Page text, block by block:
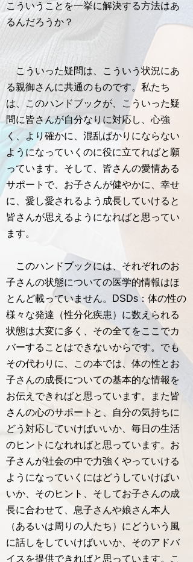
こういうことを一挙に解決する方法はあ
るんだろうか？
こういった疑問は、こういう状況にあ
る親御さんに共通のものです。私たち
は、このハンドブックが、こういった疑
問に皆さんが自分なりに対応し、心強
く、より確かに、混乱ばかりにならない
ようになっていくのに役に立てればと願
っています。そして、皆さんの愛情ある
サポートで、お子さんが健やかに、幸せ
に、愛し愛されるよう成長していけると
皆さんが思えるようになればと思ってい
ます。
このハンドブックには、それぞれのお
子さんの状態についての医学的情報はほ
とんど載っていません。DSDs：体の性の
様々な発達（性分化疾患）に数えられる
状態は大変に多く、その全てをここでカ
バーすることはできないからです。でも
その代わりに、この本では、体の性とお
子さんの成長についての基本的な情報を
お伝えできればと思っています。また皆
さんの心のサポートと、自分の気持ちに
どう対応していけばいいか、毎日の生活
のヒントになれればと思っています。お
子さんが社会の中で力強くやっていける
ようになっていくにはどうしていけばい
いか、そのヒント、そしてお子さんの成
長に合わせて、息子さんや娘さん本人
（あるいは周りの人たち）にどういう風
に話しをしていけばいいか、そのアドバ
イスを提供できればと思っています。こ